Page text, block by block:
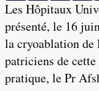
Les Hôpitaux
présenté, le 16
la cryoablation de
patriciens de
pratique, le Pr